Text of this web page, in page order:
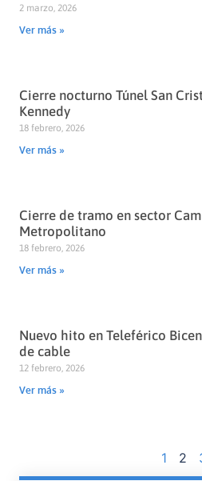
2 marzo, 2026
Ver más »
Cierre nocturno Túnel San
Kennedy
18 febrero, 2026
Ver más »
Cierre de tramo en sector
Metropolitano
18 febrero, 2026
Ver más »
Nuevo hito en Teleférico
de cable
12 febrero, 2026
Ver más »
1 2